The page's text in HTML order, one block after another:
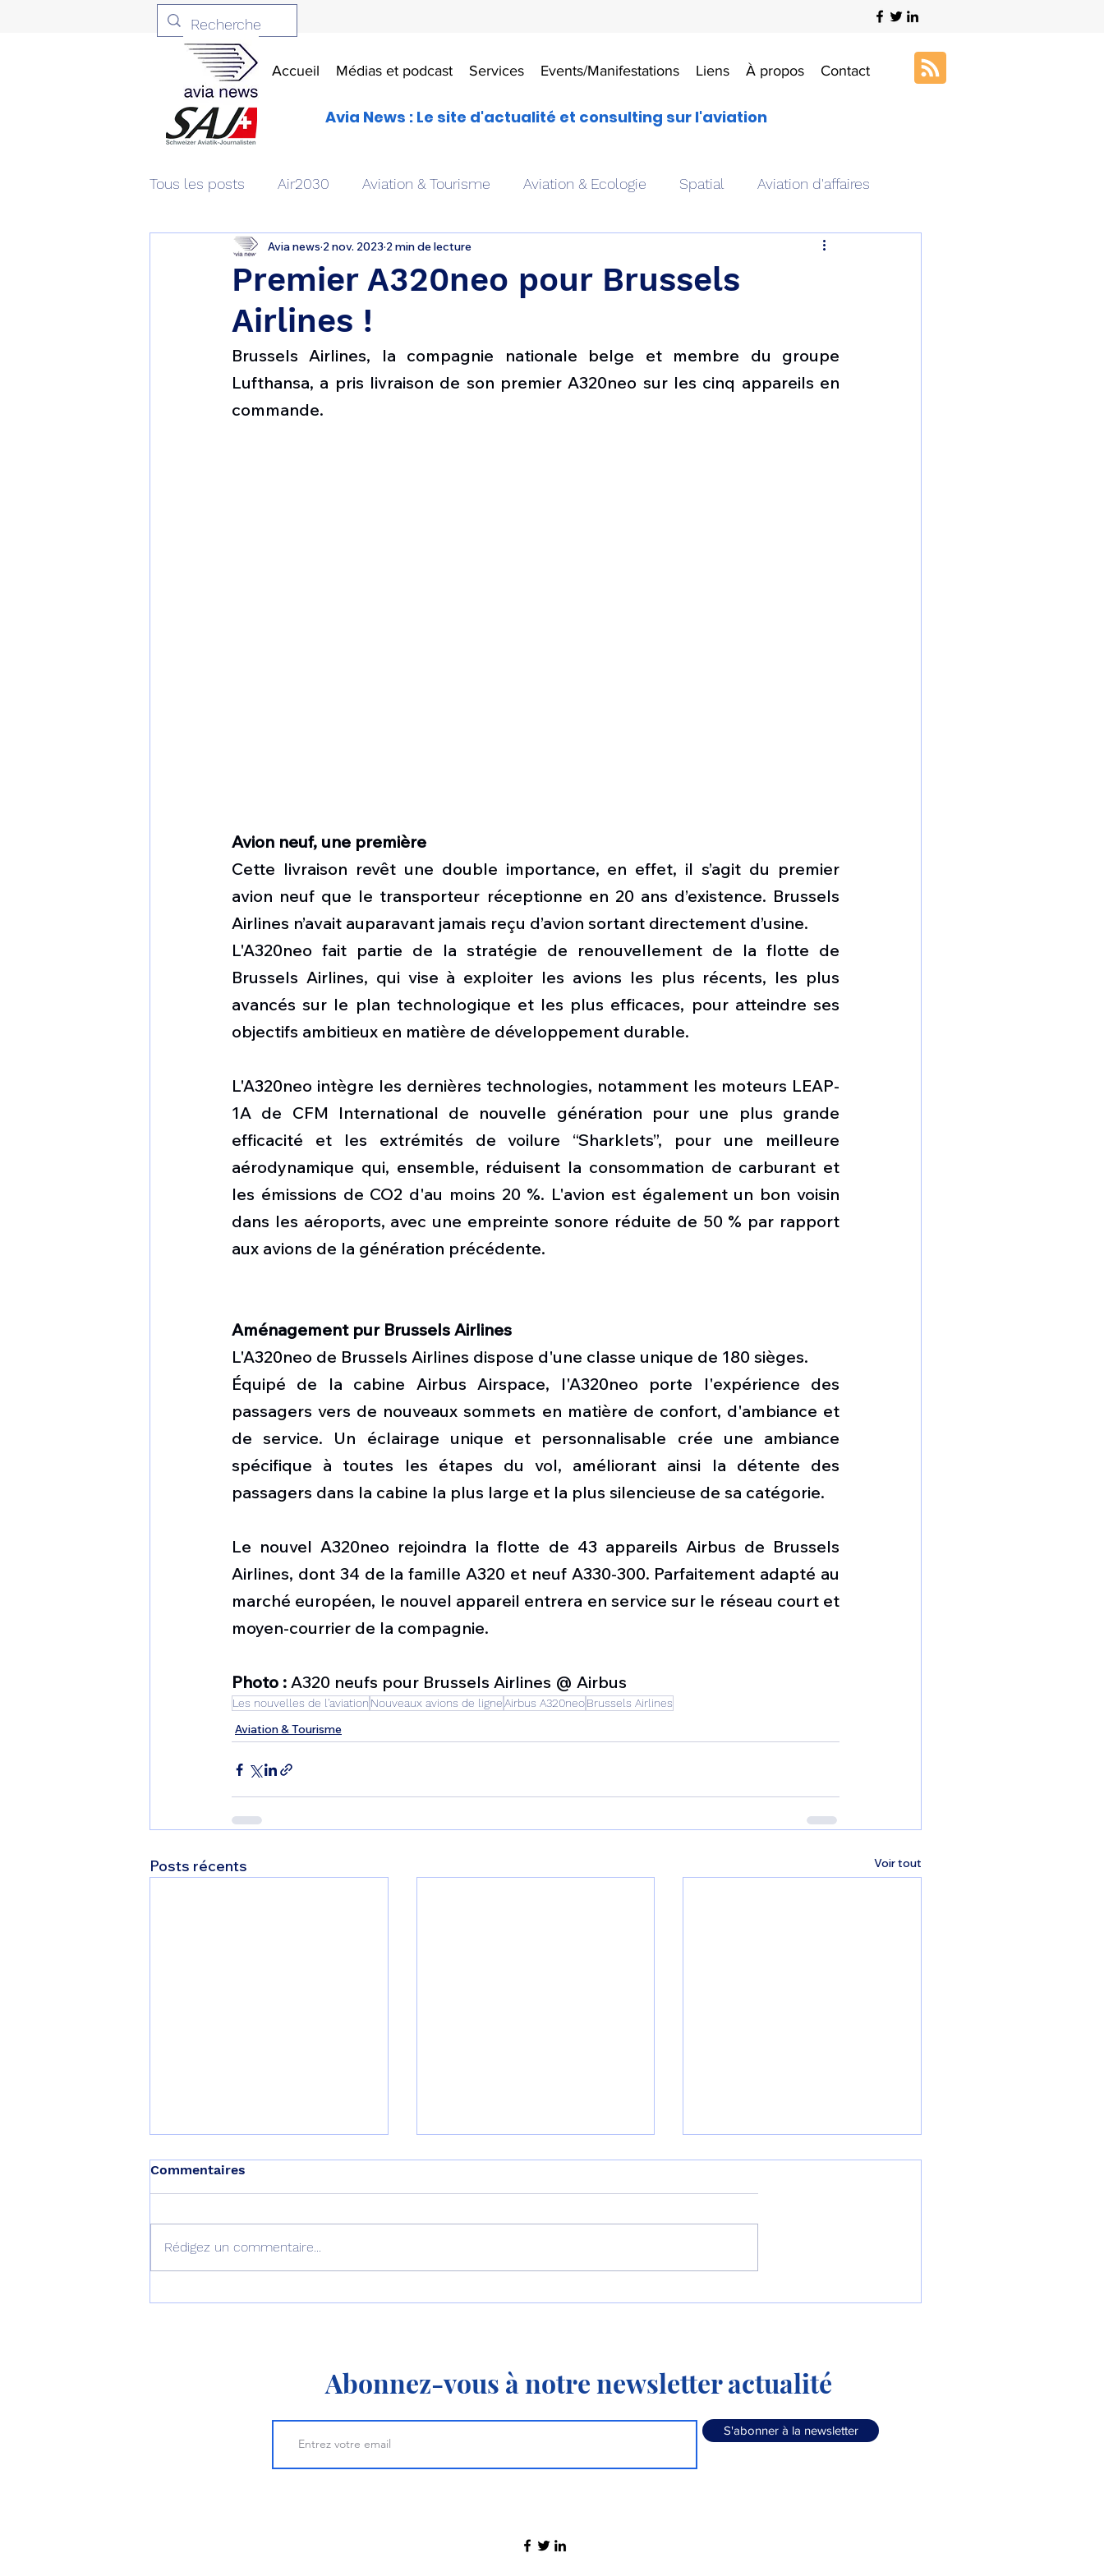
Accueil Médias et podcast Services Events/Manifestations Liens À propos Contact
Avia News : Le site d'actualité et consulting sur l'aviation
Tous les posts Air2030 Aviation & Tourisme Aviation & Ecologie Spatial Aviation d'affaires
Aviation & Défense Livres Drones aériens Art & Aviation
Patrimoine aéronautique
1 er avril Motorisation Défense sol-air DSA Amphibie Drones Composante ESPACE
Premier A320neo pour Brussels
Airlines !
Avia news 2 nov. 2023 2 min de lecture
Brussels Airlines, la compagnie nationale belge et membre du groupe
Lufthansa, a pris livraison de son premier A320neo sur les cinq appareils en
commande.
Avion neuf, une première
Cette livraison revêt une double importance, en effet, il s’agit du premier
avion neuf que le transporteur réceptionne en 20 ans d’existence. Brussels
Airlines n’avait auparavant jamais reçu d’avion sortant directement d’usine.
L'A320neo fait partie de la stratégie de renouvellement de la flotte de
Brussels Airlines, qui vise à exploiter les avions les plus récents, les plus
avancés sur le plan technologique et les plus efficaces, pour atteindre ses
objectifs ambitieux en matière de développement durable.
L'A320neo intègre les dernières technologies, notamment les moteurs LEAP-
1A de CFM International de nouvelle génération pour une plus grande
efficacité et les extrémités de voilure “Sharklets”, pour une meilleure
aérodynamique qui, ensemble, réduisent la consommation de carburant et
les émissions de CO2 d'au moins 20 %. L'avion est également un bon voisin
dans les aéroports, avec une empreinte sonore réduite de 50 % par rapport
aux avions de la génération précédente.
Aménagement pur Brussels Airlines
L'A320neo de Brussels Airlines dispose d'une classe unique de 180 sièges.
Équipé de la cabine Airbus Airspace, l'A320neo porte l'expérience des
passagers vers de nouveaux sommets en matière de confort, d'ambiance et
de service. Un éclairage unique et personnalisable crée une ambiance
spécifique à toutes les étapes du vol, améliorant ainsi la détente des
passagers dans la cabine la plus large et la plus silencieuse de sa catégorie.
Le nouvel A320neo rejoindra la flotte de 43 appareils Airbus de Brussels
Airlines, dont 34 de la famille A320 et neuf A330-300. Parfaitement adapté au
marché européen, le nouvel appareil entrera en service sur le réseau court et
moyen-courrier de la compagnie.
Photo : A320 neufs pour Brussels Airlines @ Airbus
Les nouvelles de l'aviation Nouveaux avions de ligneAirbus A320neoBrussels Airlines
Aviation & Tourisme
Posts récents Voir tout
Commentaires
Rédigez un commentaire...
Abonnez-vous à notre newsletter actualité
S'abonner à la newsletter